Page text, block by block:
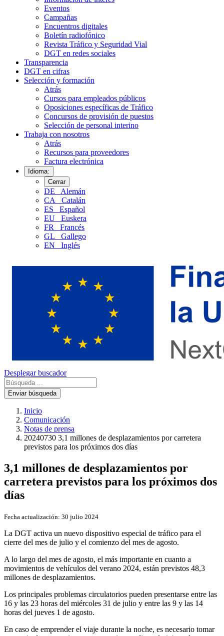
Eventos
Campañas
Encuentros digitales
Boletín radiofónico
Revista Tráfico y Seguridad Vial
DGT en redes sociales
Transparencia
DGT en cifras
Selección y formación
Atrás
Cursos para empleados públicos
Oposiciones específicas de Tráfico
Concursos de provisión de puestos
Selección de personal interino
Trabaja con nosotros
Atrás
Recursos para proveedores
Factura electrónica
Idioma:
Cerrar
DE
Alemán
CA
Catalán
ES
Español
EU
Euskera
FR
Francés
GL
Gallego
EN
Inglés
Desplegar buscador
Enviar búsqueda
Inicio
Comunicación
Notas de prensa
20240730 3,1 millones de desplazamientos por carretera
previstos para los próximos dos días
3,1 millones de desplazamientos por
carretera previstos para los próximos dos
días
Fecha actualización: 30 julio 2024
La DGT activa un nuevo dispositivo especial de tráfico para el
cierre del mes de julio y el comienzo del mes de agosto.
A lo largo del mes de agosto, el más importante en cuanto a
movimientos de vehículos del verano 2024, están previstos 48,3
millones de desplazamientos.
Los principales problemas circulatorios pueden presentarse entre las
16 y las 23 horas del miércoles 31 de julio y entre las 9 y las 14
horas del jueves 1 de agosto.
En caso de emprender el viaje durante la noche, es necesario tomar